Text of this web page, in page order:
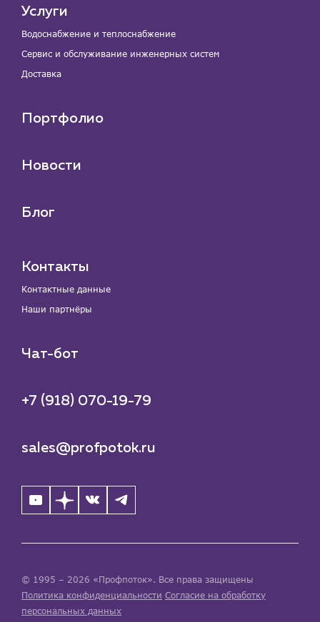
Услуги
Водоснабжение и теплоснабжение
Сервис и обслуживание инженерных систем
Доставка
Портфолио
Новости
Блог
Контакты
Контактные данные
Наши партнёры
Чат-бот
+7 (918) 070-19-79
sales@profpotok.ru
© 1995 – 2026 «Профпоток». Все права защищены
Политика конфиденциальности Согласие на обработку
персональных данных